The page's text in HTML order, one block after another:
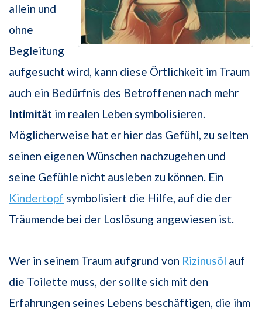
allein und
ohne
Begleitung
aufgesucht wird, kann diese Örtlichkeit im Traum
auch ein Bedürfnis des Betroffenen nach mehr
Intimität im realen Leben symbolisieren.
Möglicherweise hat er hier das Gefühl, zu selten
seinen eigenen Wünschen nachzugehen und
seine Gefühle nicht ausleben zu können. Ein
Kindertopf symbolisiert die Hilfe, auf die der
Träumende bei der Loslösung angewiesen ist.
Wer in seinem Traum aufgrund von Rizinusöl auf
die Toilette muss, der sollte sich mit den
Erfahrungen seines Lebens beschäftigen, die ihm